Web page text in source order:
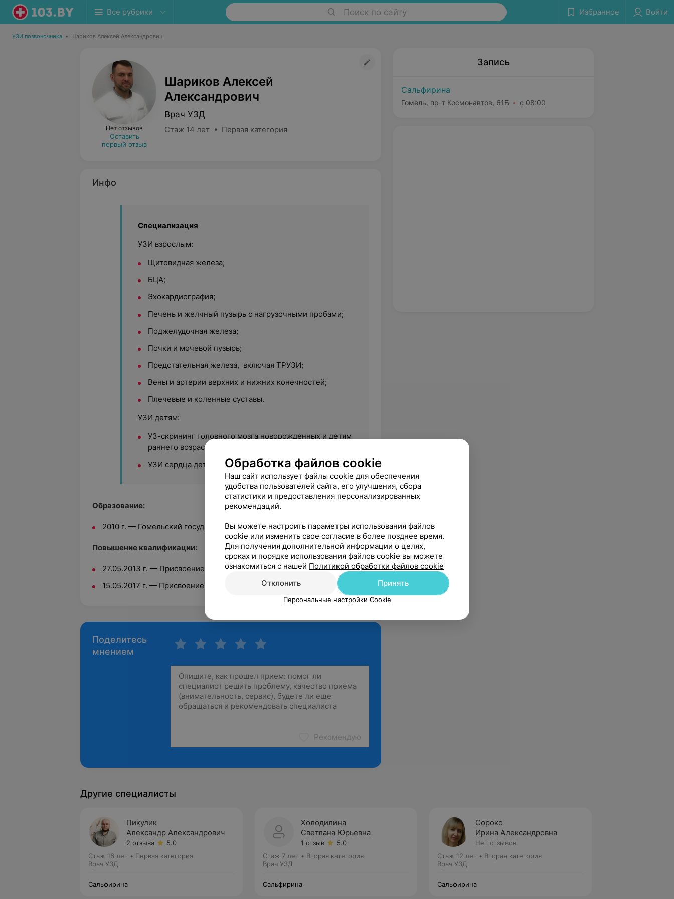
Все рубрики Поиск по сайту Избранное Войти
УЗИ позвоночника • Шариков Алексей Александрович
Нет отзывов
Оставить
первый отзыв
Шариков Алексей
Александрович
Врач УЗД
Стаж 14 лет • Первая категория
Инфо
Специализация
УЗИ взрослым:
Щитовидная железа;
БЦА;
Эхокардиография;
Печень и желчный пузырь с нагрузочными пробами;
Поджелудочная железа;
Почки и мочевой пузырь;
Предстательная железа, включая ТРУЗИ;
Вены и артерии верхних и нижних конечностей;
Плечевые и коленные суставы.
УЗИ детям:
УЗ-скрининг головного мозга новорожденных и детям
раннего возраста (нейросонография),
УЗИ сердца детям с 0 лет.
Образование:
2010 г. — Гомельский государственный медицинский институт
Повышение квалификации:
27.05.2013 г. — Присвоение Второй квалификационной категории
15.05.2017 г. — Присвоение Первой квалификационной категории
Поделитесь
мнением
Рекомендую
Запись
Сальфирина
Гомель, пр-т Космонавтов, 61Б с 08:00
Другие специалисты
Пикулик
Александр Александрович
2 отзыва
5.0
Стаж 16 лет • Первая категория
Врач УЗД
Сальфирина
Холодилина
Светлана Юрьевна
1 отзыв
5.0
Стаж 7 лет • Вторая категория
Врач УЗД
Сальфирина
Сороко
Ирина Александровна
Нет отзывов
Стаж 12 лет • Вторая категория
Врач УЗД
Сальфирина
Обработка файлов cookie
Наш сайт использует файлы cookie для обеспечения
удобства пользователей сайта, его улучшения, сбора
статистики и предоставления персонализированных
рекомендаций.
Вы можете настроить параметры использования файлов
cookie или изменить свое согласие в более позднее время.
Для получения дополнительной информации о целях,
сроках и порядке использования файлов cookie вы можете
ознакомиться с нашей Политикой обработки файлов cookie
Отклонить
Принять
Персональные настройки Cookie